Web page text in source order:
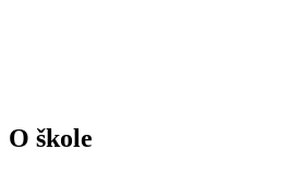
O škole